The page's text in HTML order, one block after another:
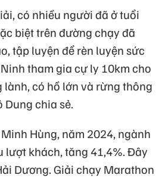
có nhiều người đã ở tuổi
biệt trên đường chạy đã
tập luyện để rèn luyện sức
tham gia cự ly 10km cho
có hồ lớn và rừng thông
Dung chia sẻ.
Hùng, năm 2024, ngành
lượt khách, tăng 41,4%. Đây
Dương. Giải chạy Marathon